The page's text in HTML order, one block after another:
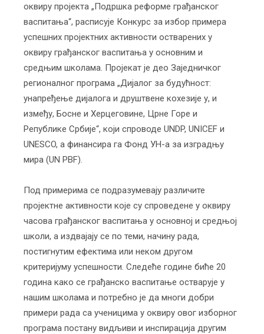
оквиру пројекта „Подршка реформе грађанског
васпитања“, расписује Конкурс за избор примера
успешних пројектних активности остварених у
оквиру грађанског васпитања у основним и
средњим школама. Пројекат је део Заједничког
регионалног програма „Дијалог за будућност:
унапређење дијалога и друштвене кохезије у, и
између, Босне и Херцеговине, Црне Горе и
Републике Србије“, који спроводе UNDP, UNICEF и
UNESCO, а финансира га Фонд УН-а за изградњу
мира (UN PBF).
Под примерима се подразумевају различите
пројектне активности које су спроведене у оквиру
часова грађанског васпитања у основноj и средњоj
школи, а издваjаjу се по теми, начину рада,
постигнутим ефектима или неком другом
критериjуму успешности. Следеће године биће 20
година како се грађанско васпитање остваруjе у
нашим школама и потребно jе да многи добри
примери рада са ученицима у оквиру овог изборног
програма постану видљиви и инспирациjа другим